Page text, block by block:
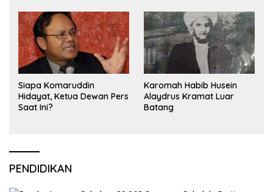
Siapa Komaruddin
Hidayat, Ketua Dewan Pers
Saat Ini?
Karomah Habib Husein
Alaydrus Kramat Luar
Batang
PENDIDIKAN